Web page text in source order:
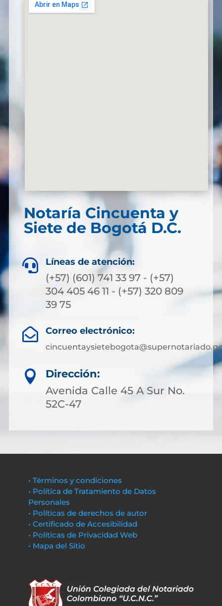
Notaría Cincuenta y
Siete de Bogotá D.C.
 Líneas de atención:
(+57) (601) 741 33 97 - (+57)
304 405 46 11 - (+57) 320 809
39 75
 Correo electrónico:

Dirección:
Avenida Calle 45 A Sur No.
52C-47
• Términos y condiciones
• Política de Tratamiento de Datos
Personales
• Políticas de derechos de autor
• Certificado de Accesibilidad
• Políticas de Privacidad Web
• Mapa del Sitio